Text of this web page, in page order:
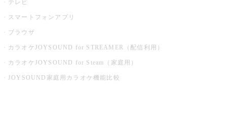
テレビ
スマートフォンアプリ
ブラウザ
カラオケJOYSOUND for STREAMER（配信利用）
カラオケJOYSOUND for Steam（家庭用）
JOYSOUND家庭用カラオケ機能比較